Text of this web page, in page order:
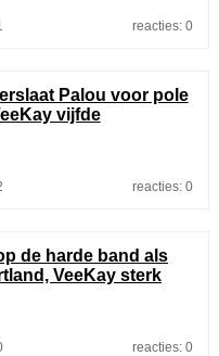
reacties: 0
Palou voor pole
vijfde
reacties: 0
de harde band als
VeeKay sterk
reacties: 0